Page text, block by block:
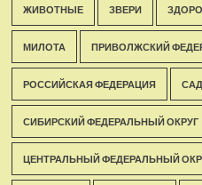
ЖИВОТНЫЕ ЗВЕРИ
МИЛОТА ПРИВОЛЖСКИЙ
РОССИЙСКАЯ ФЕДЕРАЦИЯ
СИБИРСКИЙ ФЕДЕРАЛЬНЫЙ ОКРУГ
ЦЕНТРАЛЬНЫЙ ФЕДЕРАЛЬНЫЙ